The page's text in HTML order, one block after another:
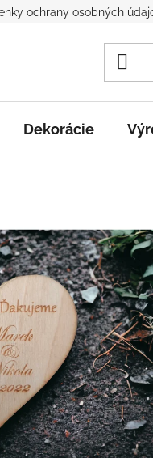
ochrany osobných
Dekorácie